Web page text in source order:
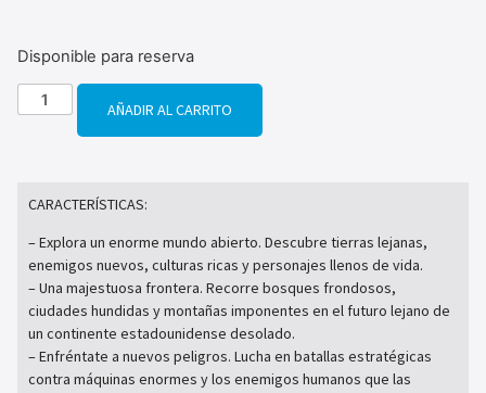
Disponible para reserva
AÑADIR AL CARRITO
CARACTERÍSTICAS:
– Explora un enorme mundo abierto. Descubre tierras lejanas,
enemigos nuevos, culturas ricas y personajes llenos de vida.
– Una majestuosa frontera. Recorre bosques frondosos,
ciudades hundidas y montañas imponentes en el futuro lejano de
un continente estadounidense desolado.
– Enfréntate a nuevos peligros. Lucha en batallas estratégicas
contra máquinas enormes y los enemigos humanos que las